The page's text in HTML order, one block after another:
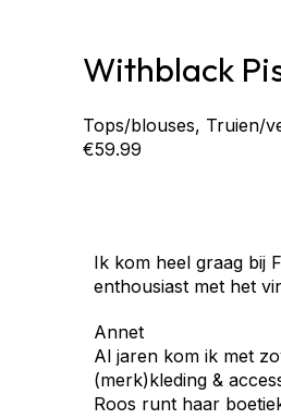
Withblack
Tops/blouses, Truien/
€59.99
Ik kom heel graag bij
enthousiast met het
Annet
Al jaren kom ik met
(merk)kleding &
Roos runt haar